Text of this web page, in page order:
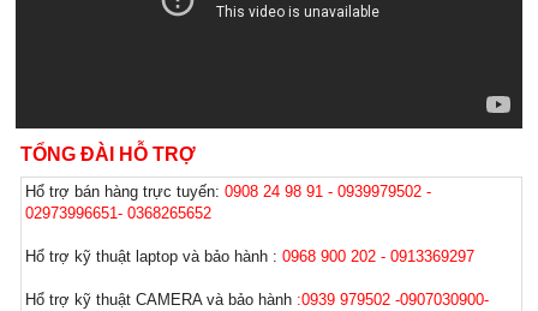
TỔNG ĐÀI HỖ TRỢ
Hổ trợ bán hàng trực tuyến:0908 24 98 91 - 0939979502 -
02973996651- 0368265652
Hổ trợ kỹ thuật laptop và bảo hành :0968 900 202 - 0913369297
Hổ trợ kỹ thuật CAMERA và bảo hành :0939 979502 -0907030900-